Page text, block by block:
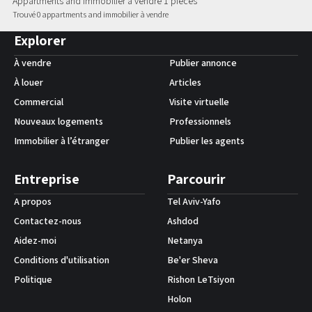
Android App
Trouvé 0 appartments and immobilier à vendre
Explorer
À vendre
À louer
Commercial
Nouveaux logements
Immobilier à l’étranger
Publier annonce
Articles
Visite virtuelle
Professionnels
Publier les agents
Parcourir
Tel Aviv-Yafo
Ashdod
Netanya
Be'er Sheva
Rishon LeTsiyon
Holon
Entreprise
A propos
Contactez-nous
Aidez-moi
Conditions d'utilisation
Politique